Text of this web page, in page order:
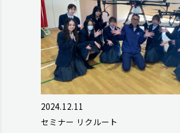
2024.12.11
セミナー リクルート